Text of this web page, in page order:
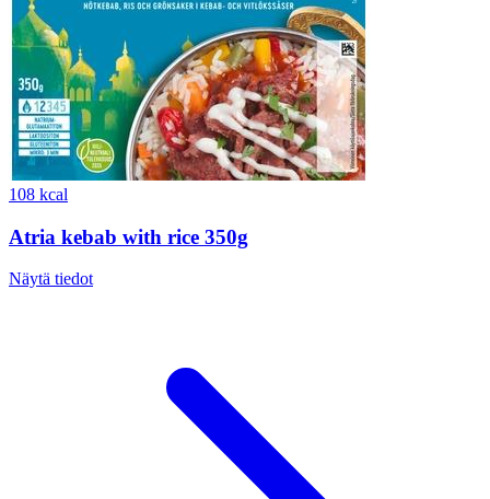
108 kcal
Atria kebab with rice 350g
Näytä tiedot